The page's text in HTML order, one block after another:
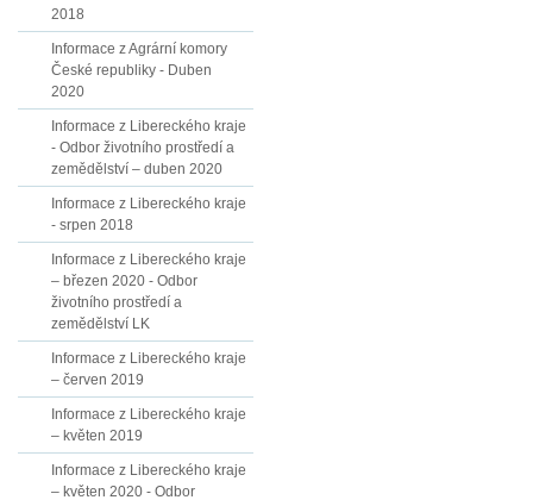
2018
Informace z Agrární komory
České republiky - Duben
2020
Informace z Libereckého kraje
- Odbor životního prostředí a
zemědělství – duben 2020
Informace z Libereckého kraje
- srpen 2018
Informace z Libereckého kraje
– březen 2020 - Odbor
životního prostředí a
zemědělství LK
Informace z Libereckého kraje
– červen 2019
Informace z Libereckého kraje
– květen 2019
Informace z Libereckého kraje
– květen 2020 - Odbor